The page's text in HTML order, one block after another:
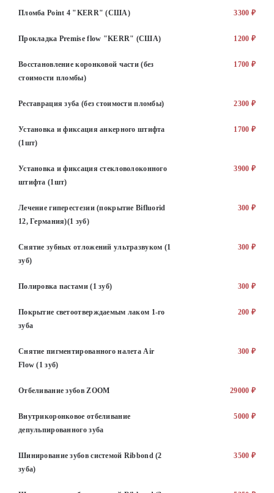
Пломба Point 4 "KERR" (США) 3300 ₽
Прокладка Premise flow "KERR" (США) 1200 ₽
Восстановление коронковой части (без
стоимости пломбы)
1700 ₽
Реставрация зуба (без стоимости пломбы) 2300 ₽
Установка и фиксация анкерного штифта
(1шт)
1700 ₽
Установка и фиксация стекловолоконного
штифта (1шт)
3900 ₽
Лечение гиперестезии (покрытие Bifluorid
12, Германия)(1 зуб)
300 ₽
Снятие зубных отложений ультразвуком (1
зуб)
300 ₽
Полировка пастами (1 зуб) 300 ₽
Покрытие светоотверждаемым лаком 1-го
зуба
200 ₽
Снятие пигментированного налета Air
Flow (1 зуб)
300 ₽
Отбеливание зубов ZOOM 29000 ₽
Внутрикоронковое отбеливание
депульпированного зуба
5000 ₽
Шинирование зубов системой Ribbond (2
зуба)
3500 ₽